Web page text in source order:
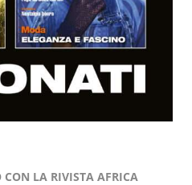
LA RIVISTA AFRICA